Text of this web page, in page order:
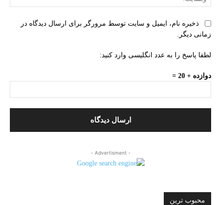
ذخیره نام، ایمیل و سایت توسط مرورگر برای ارسال دیدگاه در
زمانی دیگر.
لطفا پاسخ را به عدد انگلیسی وارد کنید:
دوازده + 20 =
- Advertisment -
محبوب ترین